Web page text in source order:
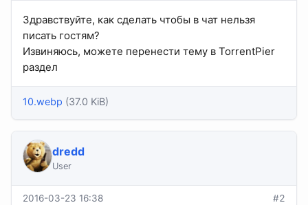
Здравствуйте, как сделать чтобы в чат нельзя
писать гостям?
Извиняюсь, можете перенести тему в TorrentPier
раздел
10.webp (37.0 KiB)
dredd
User
2016-03-23 16:38 #2